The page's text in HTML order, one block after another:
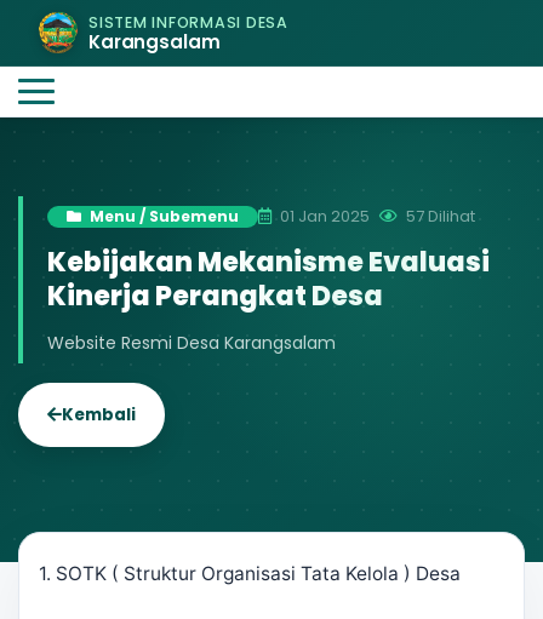
SISTEM INFORMASI DESA
Karangsalam
Menu / Subemenu 01 Jan 2025 57 Dilihat
Kebijakan Mekanisme Evaluasi
Kinerja Perangkat Desa
Website Resmi Desa Karangsalam
Kembali
1. SOTK ( Struktur Organisasi Tata Kelola ) Desa